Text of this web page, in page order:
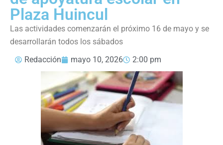
Plaza Huincul
Las actividades comenzarán el próximo 16 de mayo y se
desarrollarán todos los sábados
Redacción
mayo 10, 2026 2:00 pm